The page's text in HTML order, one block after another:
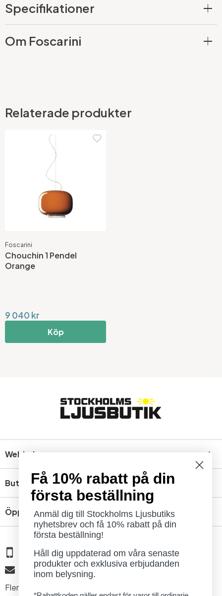
Specifikationer
Om Foscarini
Relaterade produkter
Foscarini
Chouchin 1 Pendel
Orange
9 040 kr
Köp
Webbshop
Butik
Öppettider
08 - 654 29 00
info@ljusbutik.se
Fler kontaktuppgifter »
Få 10% rabatt på din
första beställning
Anmäl dig till Stockholms Ljusbutiks
nyhetsbrev och få 10% rabatt på din
första beställning!
Håll dig uppdaterad om våra senaste
produkter och exklusiva erbjudanden
inom belysning.